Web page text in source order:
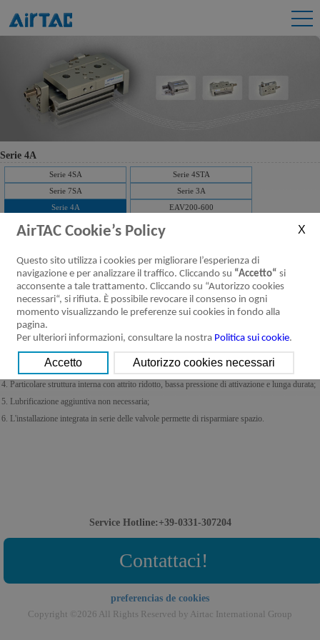
Serie 4A
Serie 4SA
Serie 4STA
Serie 7SA
Serie 3A
Serie 4A
EAV200-600
5/3 vie)
Scaricare：
Caratteristiche
prodotto
Specifiche del
prodotto
Installazione ed
utilizzo
Codice d’ordine Simbolo
1. Struttura della spola: buona tenuta e rapidità di reazione;
2. Elettrovalvole a tre posizioni disponibili con centri aperti, chiusi o in pressione;
3. Funzionamento bistabile con memoria di posizione;
4. Particolare struttura interna con attrito ridotto, bassa pressione di attivazione e lunga durata;
5. Lubrificazione aggiuntiva non necessaria;
6. L'installazione integrata in serie delle valvole permette di risparmiare spazio.
AirTAC Cookie’s Policy
Questo sito utilizza i cookies per migliorare l’esperienza di
navigazione e per analizzare il traffico. Cliccando su “Accetto“ si
acconsente a tale trattamento. Cliccando su “Autorizzo cookies
necessari“, si rifiuta. È possibile revocare il consenso in ogni
momento visualizzando le preferenze sui cookies in fondo alla
pagina.
Per ulteriori informazioni, consultare la nostra Politica sui cookie.
Service Hotline:+39-0331-307204
Contattaci!
preferencias de cookies
Copyright ©2026 All Rights Reserved by Airtac International Group